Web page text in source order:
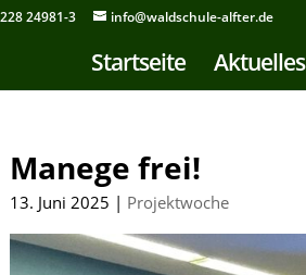
24981-3 info@waldschule-alfter.de
Startseite Aktuelles
Manege frei!
13. Juni 2025 | Projektwoche